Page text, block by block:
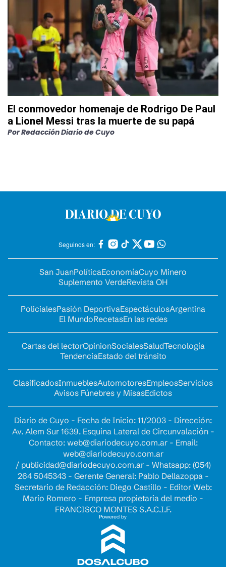
El conmovedor homenaje de Rodrigo De Paul
a Lionel Messi tras la muerte de su papá
PorRedacción Diario de Cuyo
Seguinos en:
San JuanPolíticaEconomíaCuyo Minero
Suplemento VerdeRevista OH
PolicialesPasión DeportivaEspectáculosArgentina
El MundoRecetasEn las redes
Cartas del lectorOpinionSocialesSaludTecnología
TendenciaEstado del tránsito
ClasificadosInmueblesAutomotoresEmpleosServicios
Avisos Fúnebres y MisasEdictos
Diario de Cuyo - Fecha de Inicio: 11/2003 - Dirección:
Av. Alem Sur 1639. Esquina Lateral de Circunvalación -
Contacto: web@diariodecuyo.com.ar- Email:
web@diariodecuyo.com.ar
/ publicidad@diariodecuyo.com.ar- Whatsapp: (054)
264 5045343 - Gerente General: Pablo Dellazoppa -
Secretario de Redacción: Diego Castillo - Editor Web:
Mario Romero - Empresa propietaria del medio -
FRANCISCO MONTES S.A.C.I.F.